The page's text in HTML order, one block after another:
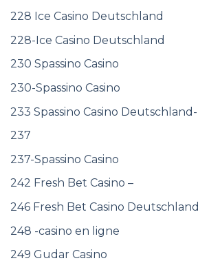
228 Ice Casino Deutschland
228-Ice Casino Deutschland
230 Spassino Casino
230-Spassino Casino
233 Spassino Casino Deutschland-
237
237-Spassino Casino
242 Fresh Bet Casino –
246 Fresh Bet Casino Deutschland
248 -casino en ligne
249 Gudar Casino